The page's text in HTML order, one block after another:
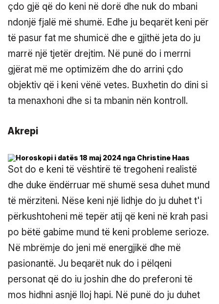
çdo gjë që do keni në dorë dhe nuk do mbani
ndonjë fjalë më shumë. Edhe ju beqarët keni për
të pasur fat me shumicë dhe e gjithë jeta do ju
marrë një tjetër drejtim. Në punë do i merrni
gjërat më me optimizëm dhe do arrini çdo
objektiv që i keni vënë vetes. Buxhetin do dini si
ta menaxhoni dhe si ta mbanin nën kontroll.
Akrepi
Sot do e keni të vështirë të tregoheni realistë
dhe duke ëndërruar më shumë sesa duhet mund
të mërziteni. Nëse keni një lidhje do ju duhet t'i
përkushtoheni më tepër atij që keni në krah pasi
po bëtë gabime mund të keni probleme serioze.
Në mbrëmje do jeni më energjikë dhe më
pasionantë. Ju beqarët nuk do i pëlqeni
personat që do iu joshin dhe do preferoni të
mos hidhni asnjë lloj hapi. Në punë do ju duhet